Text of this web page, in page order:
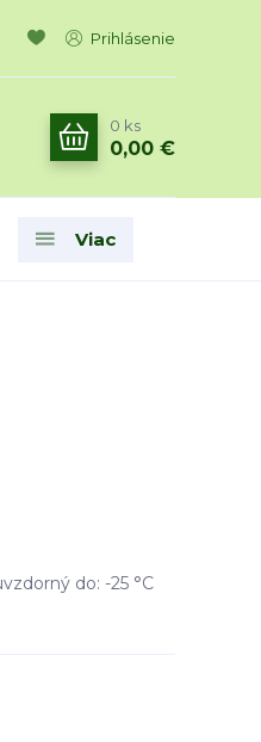
Prihlásenie
0 ks
0,00 €
Viac
do: -25 °C